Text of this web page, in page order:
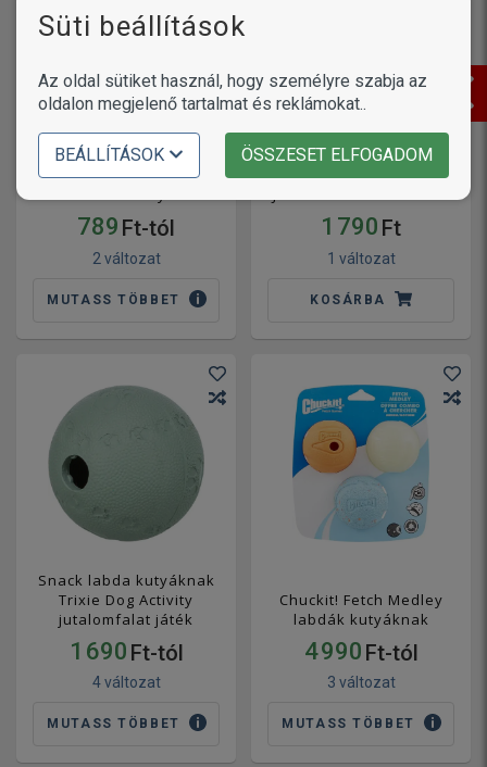
789 Ft-tól
2 változat
MUTASS TÖBBET
1 790 Ft
1 változat
KOSÁRBA
Snack labda kutyáknak
Trixie Dog Activity
jutalomfalat játék
1 690 Ft-tól
4 változat
MUTASS TÖBBET
Chuckit! Fetch Medley
labdák kutyáknak
4 990 Ft-tól
3 változat
MUTASS TÖBBET
Süti beállítások
Az oldal sütiket használ, hogy személyre szabja az
oldalon megjelenő tartalmat és reklámokat..
BEÁLLÍTÁSOK ÖSSZESET ELFOGADOM